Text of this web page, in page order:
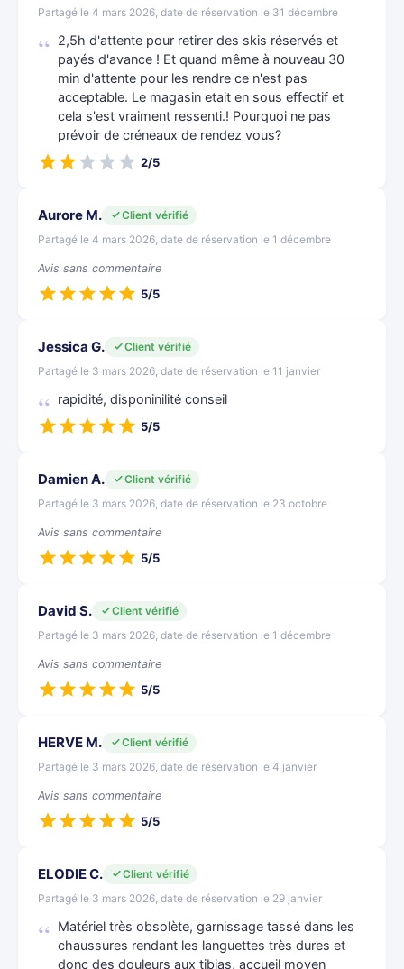
Partagé le 4 mars 2026, date de réservation le 31 décembre
2,5h d'attente pour retirer des skis réservés et
payés d'avance ! Et quand même à nouveau 30
min d'attente pour les rendre ce n'est pas
acceptable. Le magasin etait en sous effectif et
cela s'est vraiment ressenti.! Pourquoi ne pas
prévoir de créneaux de rendez vous?
2/5
Aurore M.
Client vérifié
Partagé le 4 mars 2026, date de réservation le 1 décembre
Avis sans commentaire
5/5
Jessica G.
Client vérifié
Partagé le 3 mars 2026, date de réservation le 11 janvier
rapidité, disponinilité conseil
5/5
Damien A.
Client vérifié
Partagé le 3 mars 2026, date de réservation le 23 octobre
Avis sans commentaire
5/5
David S.
Client vérifié
Partagé le 3 mars 2026, date de réservation le 1 décembre
Avis sans commentaire
5/5
HERVE M.
Client vérifié
Partagé le 3 mars 2026, date de réservation le 4 janvier
Avis sans commentaire
5/5
ELODIE C.
Client vérifié
Partagé le 3 mars 2026, date de réservation le 29 janvier
Matériel très obsolète, garnissage tassé dans les
chaussures rendant les languettes très dures et
donc des douleurs aux tibias, accueil moyen